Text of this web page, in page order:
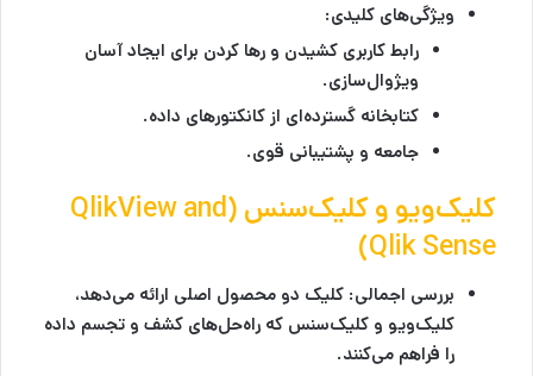
ویژگی‌های کلیدی:
رابط کاربری کشیدن و رها کردن برای ایجاد آسان
ویژوال‌سازی.
کتابخانه گسترده‌ای از کانکتورهای داده.
جامعه و پشتیبانی قوی.
کلیک‌ویو و کلیک‌سنس (QlikView and
Qlik Sense)
بررسی اجمالی: کلیک دو محصول اصلی ارائه می‌دهد،
کلیک‌ویو و کلیک‌سنس که راه‌حل‌های کشف و تجسم داده
را فراهم می‌کنند.